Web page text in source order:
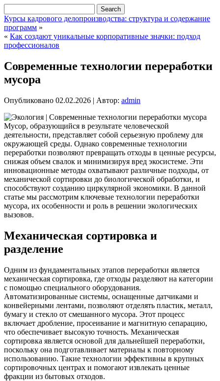
Курсы кадрового делопроизводства: структура и содержание
программ »
« Как создают уникальные корпоративные значки: подход
профессионалов
Современные технологии переработки
мусора
Опубликовано 02.02.2026 | Автор: admin
Мусор, образующийся в результате человеческой
деятельности, представляет собой серьезную проблему для
окружающей среды. Однако современные технологии
переработки позволяют превращать отходы в ценные ресурсы,
снижая объем свалок и минимизируя вред экосистеме. Эти
инновационные методы охватывают различные подходы, от
механической сортировки до биологической обработки, и
способствуют созданию циркулярной экономики. В данной
статье мы рассмотрим ключевые технологии переработки
мусора, их особенности и роль в решении экологических
вызовов.
Механическая сортировка и
разделение
Одним из фундаментальных этапов переработки является
механическая сортировка, где отходы разделяют на категории
с помощью специального оборудования.
Автоматизированные системы, оснащенные датчиками и
конвейерными лентами, позволяют отделять пластик, металл,
бумагу и стекло от смешанного мусора. Этот процесс
включает дробление, просеивание и магнитную сепарацию,
что обеспечивает высокую точность. Механическая
сортировка является основой для дальнейшей переработки,
поскольку она подготавливает материалы к повторному
использованию. Такие технологии эффективны в крупных
сортировочных центрах и помогают извлекать ценные
фракции из бытовых отходов.